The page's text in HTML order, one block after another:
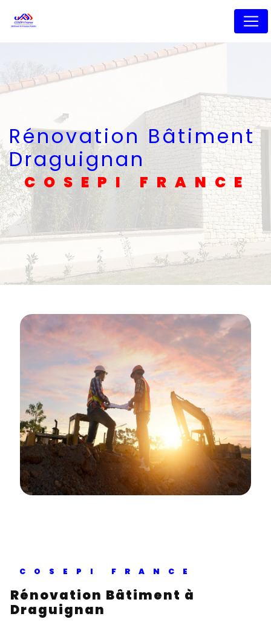
Rénovation Bâtiment
Draguignan
COSEPI FRANCE
COSEPI FRANCE
Rénovation Bâtiment à
Draguignan